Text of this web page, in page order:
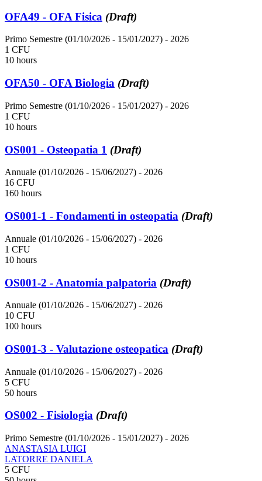
OFA49 - OFA Fisica (Draft)
Primo Semestre (01/10/2026 - 15/01/2027) - 2026
1 CFU
10 hours
OFA50 - OFA Biologia (Draft)
Primo Semestre (01/10/2026 - 15/01/2027) - 2026
1 CFU
10 hours
OS001 - Osteopatia 1 (Draft)
Annuale (01/10/2026 - 15/06/2027) - 2026
16 CFU
160 hours
OS001-1 - Fondamenti in osteopatia (Draft)
Annuale (01/10/2026 - 15/06/2027) - 2026
1 CFU
10 hours
OS001-2 - Anatomia palpatoria (Draft)
Annuale (01/10/2026 - 15/06/2027) - 2026
10 CFU
100 hours
OS001-3 - Valutazione osteopatica (Draft)
Annuale (01/10/2026 - 15/06/2027) - 2026
5 CFU
50 hours
OS002 - Fisiologia (Draft)
Primo Semestre (01/10/2026 - 15/01/2027) - 2026
ANASTASIA LUIGI
LATORRE DANIELA
5 CFU